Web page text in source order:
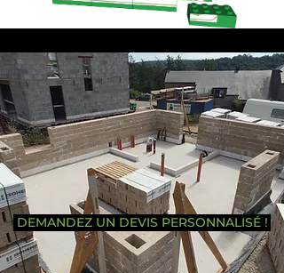
DEMANDEZ UN DEVIS PERSONNALISÉ !